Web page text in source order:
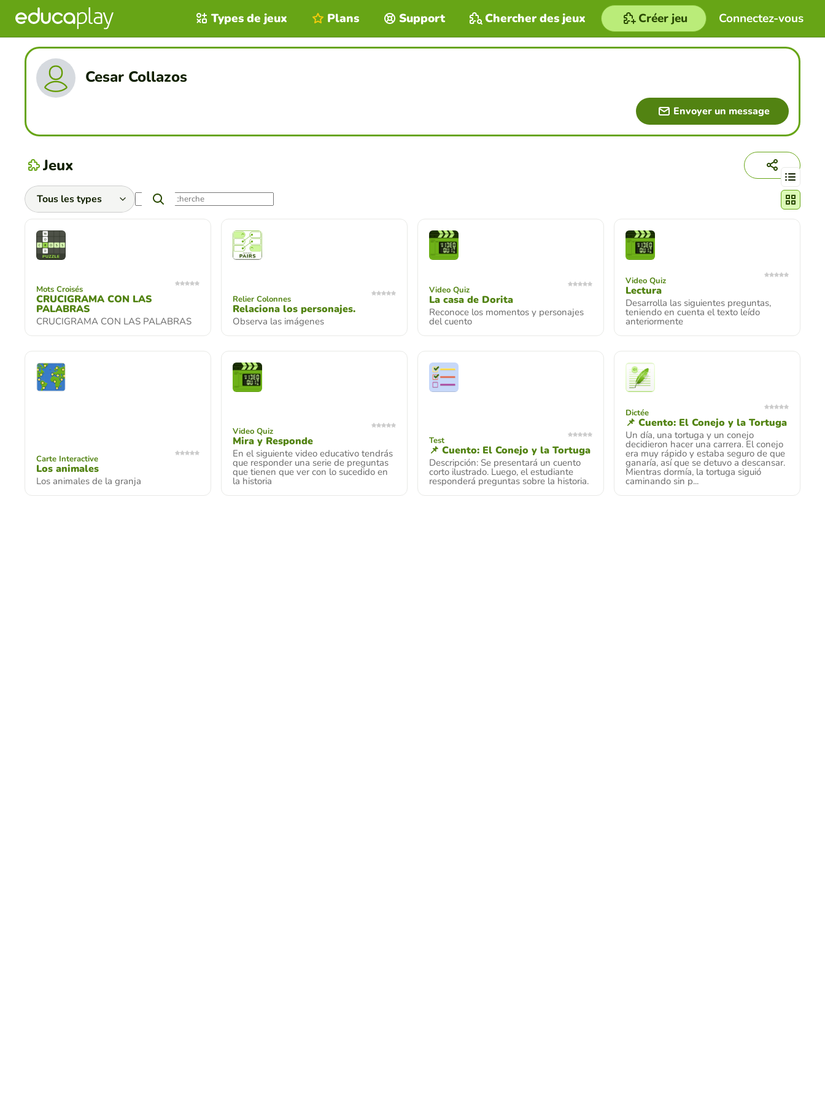
Connectez-vous
Types de jeux Plans Support Chercher des jeux Créer jeu
Cesar Collazos
Envoyer un message
Jeux Changer
Mots Croisés
CRUCIGRAMA CON LAS
PALABRAS
CRUCIGRAMA CON LAS PALABRAS
Relier Colonnes
Relaciona los personajes.
Observa las imágenes
Video Quiz
La casa de Dorita
Reconoce los momentos y personajes
del cuento
Video Quiz
Lectura
Desarrolla las siguientes preguntas,
teniendo en cuenta el texto leído
anteriormente
Carte Interactive
Los animales
Los animales de la granja
Video Quiz
Mira y Responde
En el siguiente video educativo tendrás
que responder una serie de preguntas
que tienen que ver con lo sucedido en
la historia
Test
📌 Cuento: El Conejo y la Tortuga
Descripción: Se presentará un cuento
corto ilustrado. Luego, el estudiante
responderá preguntas sobre la historia.
Dictée
📌 Cuento: El Conejo y la Tortuga
Un día, una tortuga y un conejo
decidieron hacer una carrera. El conejo
era muy rápido y estaba seguro de que
ganaría, así que se detuvo a descansar.
Mientras dormía, la tortuga siguió
caminando sin p...